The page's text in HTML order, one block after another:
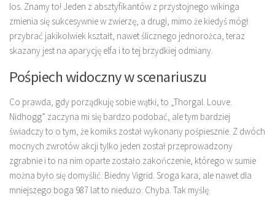
los. Znamy to! Jeden z absztyfikantów z przystojnego wikinga
zmienia się sukcesywnie w zwierzę, a drugi, mimo że kiedyś mógł
przybrać jakikolwiek kształt, nawet ślicznego jednorożca, teraz
skazany jest na aparycję elfa i to tej brzydkiej odmiany.
Pośpiech widoczny w scenariuszu
Co prawda, gdy porządkuję sobie wątki, to „Thorgal. Louve.
Nidhogg” zaczyna mi się bardzo podobać, ale tym bardziej
świadczy to o tym, że komiks został wykonany pośpiesznie. Z dwóch
mocnych zwrotów akcji tylko jeden został przeprowadzony
zgrabnie i to na nim oparte zostało zakończenie, którego w sumie
można było się domyślić. Biedny Vigrid. Sroga kara, ale nawet dla
mniejszego boga 987 lat to niedużo. Chyba. Tak myślę.